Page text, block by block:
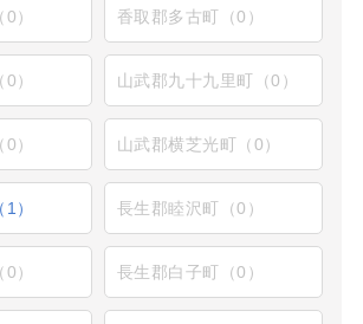
） 香取郡多古町（0）
） 山武郡九十九里町（0）
） 山武郡横芝光町（0）
） 長生郡睦沢町（0）
） 長生郡白子町（0）